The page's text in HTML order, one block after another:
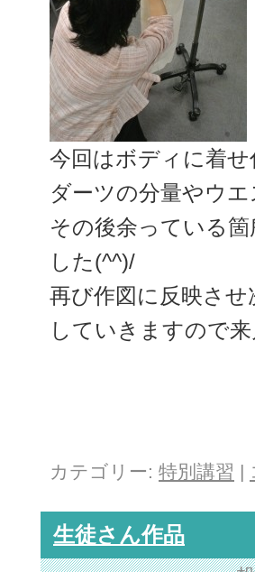
今回はボディに着
ダーツの分量やウ
その後余っている
した(^^)/
再び作図に反映さ
していきますので
カテゴリー: 特別講習 |
生徒さん作品